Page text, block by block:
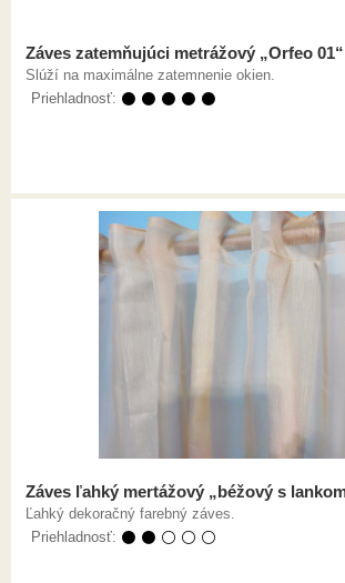
Záves zatemňujúci metrážový „Orfeo
Slúží na maximálne zatemnenie okien.
Priehladnosť: ⚫ ⚫ ⚫ ⚫ ⚫
Záves ľahký mertážový „béžový s
Ľahký dekoračný farebný záves.
Priehladnosť: ⚫ ⚫ ⚪ ⚪ ⚪